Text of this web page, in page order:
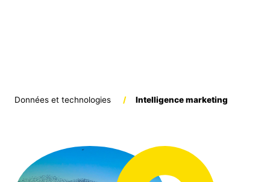
Données et technologies / Intelligence marketing